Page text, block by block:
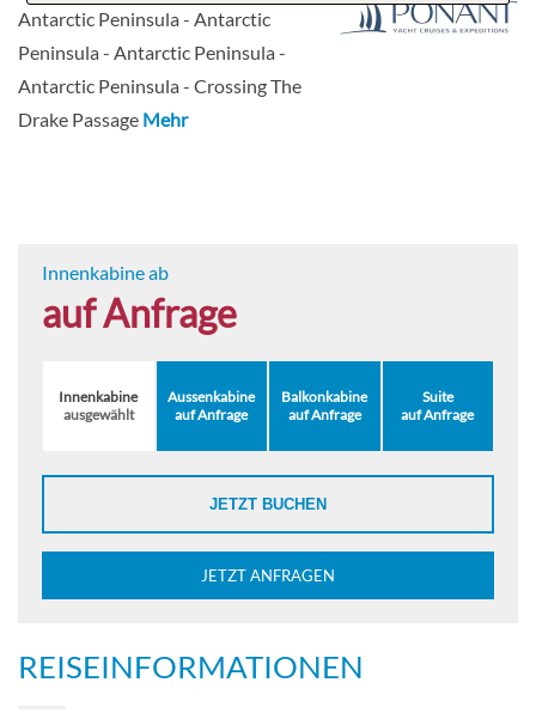
Antarctic Peninsula - Antarctic
Peninsula - Antarctic Peninsula -
Antarctic Peninsula - Crossing The
Drake Passage Mehr
Innenkabine ab
auf Anfrage
Innenkabine
ausgewählt
Aussenkabine
auf Anfrage
Balkonkabine
auf Anfrage
Suite
auf Anfrage
JETZT BUCHEN
JETZT ANFRAGEN
REISEINFORMATIONEN